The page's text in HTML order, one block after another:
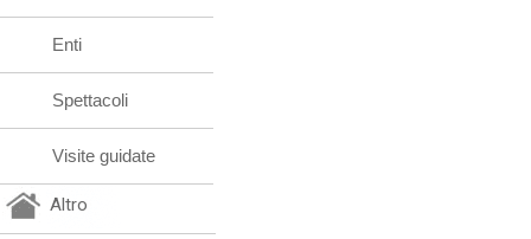
Enti
Spettacoli
Visite guidate
Altro